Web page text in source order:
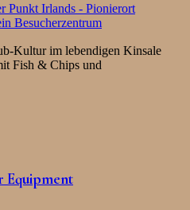
Kultur im lebendigen Kinsale
Fish & Chips und
Equipment